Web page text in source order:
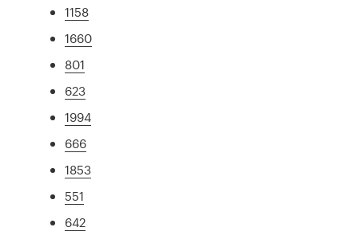
1158
1660
801
623
1994
666
1853
551
642